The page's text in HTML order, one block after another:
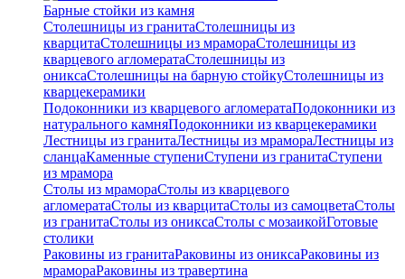
Барные стойки из камня
Столешницы из гранитаСтолешницы из
кварцитаСтолешницы из мрамораСтолешницы из
кварцевого агломератаCтолешницы из
ониксаСтолешницы на барную стойкуСтолешницы из
кварцекерамики
Подоконники из кварцевого агломератаПодоконники из
натурального камняПодоконники из кварцекерамики
Лестницы из гранитаЛестницы из мрамораЛестницы из
сланцаКаменные ступениСтупени из гранитаСтупени
из мрамора
Столы из мрамораСтолы из кварцевого
агломератаСтолы из кварцитаСтолы из самоцветаСтолы
из гранитаСтолы из ониксаСтолы с мозаикойГотовые
столики
Раковины из гранитаРаковины из ониксаРаковины из
мрамораРаковины из травертина